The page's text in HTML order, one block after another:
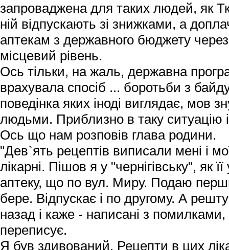
запроваджена для таких людей, як
ній відпускають зі знижками, а
аптекам з державного бюджету
місцевий рівень.
Ось тільки, на жаль, державна
врахувала спосіб ... боротьби з
поведінка яких іноді виглядає, мов
людьми. Приблизно в таку ситуацію
Ось що нам розповів глава родини.
"Дев`ять рецептів виписали мені і
лікарні. Пішов я у "чернігівську", як
аптеку, що по вул. Миру. Подаю
бере. Відпускає і по другому. А
назад і каже - написані з помилками,
переписує.
Я був здивований. Рецепти в цих